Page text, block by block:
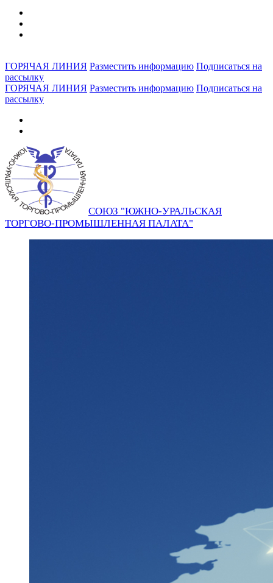
ГОРЯЧАЯ ЛИНИЯ Разместить информацию Подписаться на
рассылку
ГОРЯЧАЯ ЛИНИЯ Разместить информацию Подписаться на
рассылку
СОЮЗ "ЮЖНО-УРАЛЬСКАЯ
ТОРГОВО-ПРОМЫШЛЕННАЯ ПАЛАТА"